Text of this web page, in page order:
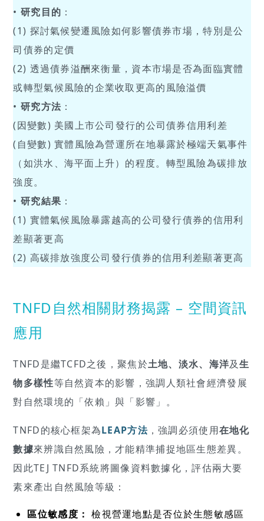
• 研究目的 ：
(1) 探討氣候變遷風險如何影響債券市場，特別是公
司債券的定價
(2) 透過債券溢酬來衡量，資本市場是否為面臨實體
或轉型氣候風險的企業收取更高的風險溢價
• 研究方法 ：
(因變數) 美國上市公司發行的公司債券信用利差
(自變數) 實體風險為營運所在地暴露於極端天氣事件
（如洪水、海平面上升）的程度。轉型風險為碳排放
強度。
• 研究結果 ：
(1) 實體氣候風險暴露越高的公司發行債券的信用利
差顯著更高
(2) 高碳排放強度公司發行債券的信用利差顯著更高
TNFD自然相關財務揭露 – 空間資訊
應用
TNFD是繼TCFD之後，聚焦於土地、淡水、海洋及生
物多樣性等自然資本的影響，強調人類社會經濟發展
對自然環境的「依賴」與「影響」。
TNFD的核心框架為LEAP方法，強調必須使用在地化
數據來辨識自然風險，才能精準捕捉地區生態差異。
因此TEJ TNFD系統將圖像資料數據化，評估兩大要
素來產出自然風險等級：
區位敏感度： 檢視營運地點是否位於生態敏感區